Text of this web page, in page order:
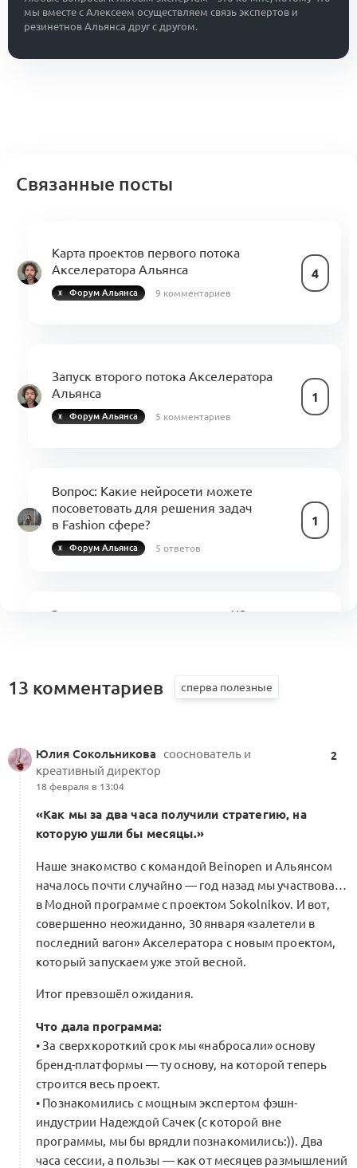
мы вместе с Алексеем осуществляем связь экспертов и
резинетнов Альянса друг с другом.
Связанные посты
Карта проектов первого потока
Акселератора Альянса
4
Форум Альянса 9 комментариев
Запуск второго потока Акселератора
Альянса
1
Форум Альянса 5 комментариев
Вопрос: Какие нейросети можете
посоветовать для решения задач
в Fashion сфере?
1
Форум Альянса 5 ответов
Эталонная траектория марки XS:
Акселератор. Шаг VI: Месяц
реализации
Форум Альянса
Акселератор. Шаг I: Правила
0
Форум Альянса 0 комментариев
сопровождение сложных
Форум Альянса 0 комментариев
Акселератор. Шаг V: Питчинг проектов
и нетворкинг
0
Форум Альянса 0 комментариев
13 комментариев
Юлия Сокольникова сооснователь и
креативный директор
18 февраля в 13:04
2
«Как мы за два часа получили стратегию, на
которую ушли бы месяцы.»
Наше знакомство с командой Beinopen и Альянсом
началось почти случайно — год назад мы участвовали
в Модной программе с проектом Sokolnikov. И вот,
совершенно неожиданно, 30 января «залетели в
последний вагон» Акселератора с новым проектом,
который запускаем уже этой весной.
Итог превзошёл ожидания.
Что дала программа:
• За сверхкороткий срок мы «набросали» основу
бренд-платформы — ту основу, на которой теперь
строится весь проект.
• Познакомились с мощным экспертом фэшн-
индустрии Надеждой Сачек (с которой вне
программы, мы бы врядли познакомились:)). Два
часа сессии, а пользы — как от месяцев размышлений